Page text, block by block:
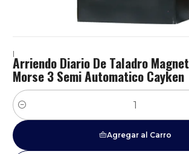
|
Arriendo Diario De Taladro
Morse 3 Semi Automatico Cayken
Cantidad
Agregar al Carro